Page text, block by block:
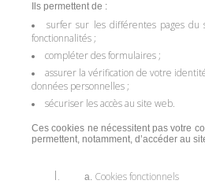
Ils permettent de :
surfer sur les différentes pages
fonctionnalités ;
compléter des formulaires ;
assurer la vérification de votre
données personnelles ;
sécuriser les accès au site web.
Ces cookies ne nécessitent pas votre
permettent, notamment, d’accéder au
Cookies fonctionnels